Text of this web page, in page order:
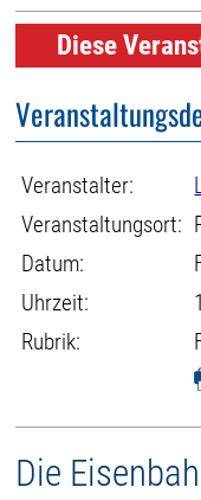
Diese
Veranstalter:
Veranstaltungsort:
Datum:
Uhrzeit:
Rubrik:
Die